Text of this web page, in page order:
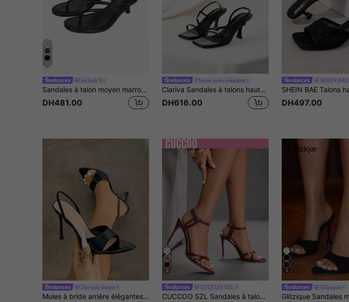
nichole'S
Sandales à talon moyen marron pour femmes, nouvelle printemps-été 2025, style mules à bout ouvert pour extérieur et plage, tongs
DH481.00
#Tenue noire élégante
Clariva Sandales à talons hauts pour femmes, sandales à fines lanières, sandales à bout carré, sandales à bout ouvert, sandales à talon bottier, sandales à talons hauts fines et élégantes de luxe, pour le travail, les fêtes, les banquets, style élégant, design de niche, prévoir une demi-taille de plus
DH616.00
SHEIN BAE
DH497.00
The sole house
Mules à bride arrière élégantes pour femmes, bride de taille cintrée à large empeigne, bride élastique. Talons hauts à bout pointu avec finition miroir, doux et agréable à la peau. Convient pour la soirée, le défilé, l'extérieur, le campus, la rue, les voyages, la Saint-Valentin, la Fête des mères, la Journée de la femme, Thanksgiving, Noël, Nouvel An
4
CUCCOO SZL
CUCCOO SZL Sandales à talons hauts à bout rond noir et sexy avec sangle enveloppante, convenant pour le trajet, les rendez-vous, les fêtes, les mariages et les vacances de Noël
8
Glitzique